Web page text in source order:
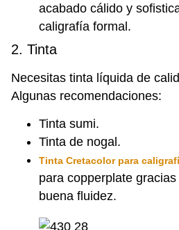
acabado cálido y
caligrafía formal.
2. Tinta
Necesitas tinta líquida de
Algunas recomendaciones:
Tinta sumi.
Tinta de nogal.
Tinta Cretacolor para
para copperplate
buena fluidez.